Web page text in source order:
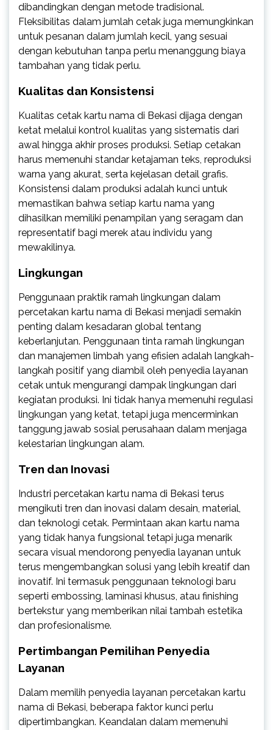
dibandingkan dengan metode tradisional.
Fleksibilitas dalam jumlah cetak juga memungkinkan
untuk pesanan dalam jumlah kecil, yang sesuai
dengan kebutuhan tanpa perlu menanggung biaya
tambahan yang tidak perlu.
Kualitas dan Konsistensi
Kualitas cetak kartu nama di Bekasi dijaga dengan
ketat melalui kontrol kualitas yang sistematis dari
awal hingga akhir proses produksi. Setiap cetakan
harus memenuhi standar ketajaman teks, reproduksi
warna yang akurat, serta kejelasan detail grafis.
Konsistensi dalam produksi adalah kunci untuk
memastikan bahwa setiap kartu nama yang
dihasilkan memiliki penampilan yang seragam dan
representatif bagi merek atau individu yang
mewakilinya.
Lingkungan
Penggunaan praktik ramah lingkungan dalam
percetakan kartu nama di Bekasi menjadi semakin
penting dalam kesadaran global tentang
keberlanjutan. Penggunaan tinta ramah lingkungan
dan manajemen limbah yang efisien adalah langkah-
langkah positif yang diambil oleh penyedia layanan
cetak untuk mengurangi dampak lingkungan dari
kegiatan produksi. Ini tidak hanya memenuhi regulasi
lingkungan yang ketat, tetapi juga mencerminkan
tanggung jawab sosial perusahaan dalam menjaga
kelestarian lingkungan alam.
Tren dan Inovasi
Industri percetakan kartu nama di Bekasi terus
mengikuti tren dan inovasi dalam desain, material,
dan teknologi cetak. Permintaan akan kartu nama
yang tidak hanya fungsional tetapi juga menarik
secara visual mendorong penyedia layanan untuk
terus mengembangkan solusi yang lebih kreatif dan
inovatif. Ini termasuk penggunaan teknologi baru
seperti embossing, laminasi khusus, atau finishing
bertekstur yang memberikan nilai tambah estetika
dan profesionalisme.
Pertimbangan Pemilihan Penyedia
Layanan
Dalam memilih penyedia layanan percetakan kartu
nama di Bekasi, beberapa faktor kunci perlu
dipertimbangkan. Keandalan dalam memenuhi